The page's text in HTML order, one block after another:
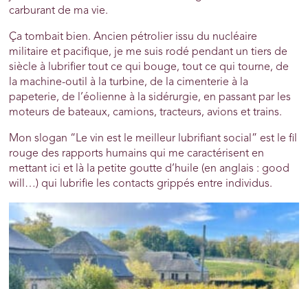
carburant de ma vie.
Ça tombait bien. Ancien pétrolier issu du nucléaire
militaire et pacifique, je me suis rodé pendant un tiers de
siècle à lubrifier tout ce qui bouge, tout ce qui tourne, de
la machine-outil à la turbine, de la cimenterie à la
papeterie, de l’éolienne à la sidérurgie, en passant par les
moteurs de bateaux, camions, tracteurs, avions et trains.
Mon slogan “Le vin est le meilleur lubrifiant social” est le fil
rouge des rapports humains qui me caractérisent en
mettant ici et là la petite goutte d’huile (en anglais : good
will…) qui lubrifie les contacts grippés entre individus.